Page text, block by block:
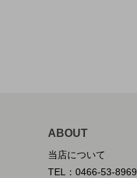
ABOUT
当店について
TEL：0466-53-8969